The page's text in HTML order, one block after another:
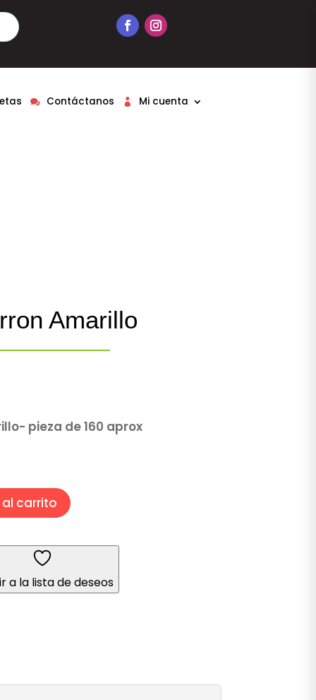
Contáctanos Mi cuenta
Amarillo
pieza de 160 aprox
carrito
a la lista de deseos